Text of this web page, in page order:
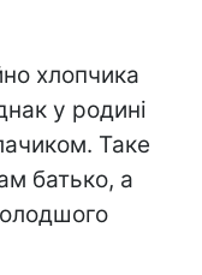
хлопчика
у родині
Таке
батько, а